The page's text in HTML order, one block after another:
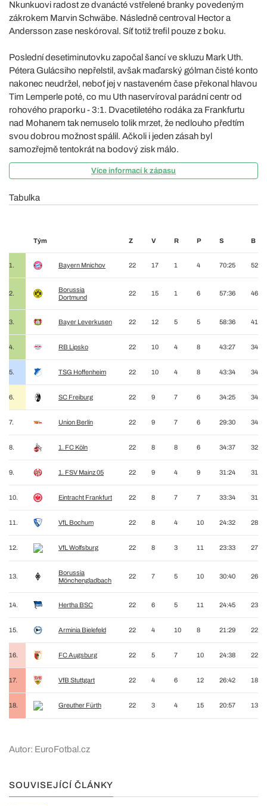
Nkunkuovi radost ze dvanácté vstřelené branky povedeným
zákrokem Marvin Schwäbe. Následně centroval Hector a
Andersson zase neskóroval. Síť totiž trefil pouze z boku.
Poslední desetiminutovku započal šancí ve skluzu Mark Uth.
Pétera Gulácsiho nepřelstil, avšak maďarský gólman čisté konto
nakonec neudržel, neboť jej v nastaveném čase překonal hlavou
Tim Lemperle poté, co mu Uth naservíroval parádní centr od
rohového praporku - 3:1. Dvacetiletého rodáka za Frankfurtu
nad Mohanem tak nemuselo tolik mrzet, že nedlouho předtím
svou dobrou možnost spálil. Ačkoli i jeden zásah byl
samozřejmě tentokrát na bodový zisk málo.
Více informací k zápasu
Tabulka
Tým Z V R P S B
1. Bayern Mnichov 22 17 1 4 70:25 52
2.
Borussia
Dortmund
22 15 1 6 57:36 46
3. Bayer Leverkusen 22 12 5 5 58:36 41
4. RB Lipsko 22 10 4 8 43:27 34
5. TSG Hoffenheim 22 10 4 8 43:34 34
6. SC Freiburg 22 9 7 6 34:25 34
7. Union Berlín 22 9 7 6 29:30 34
8. 1. FC Köln 22 8 8 6 34:37 32
9. 1. FSV Mainz 05 22 9 4 9 31:24 31
10. Eintracht Frankfurt 22 8 7 7 33:34 31
11. VfL Bochum 22 8 4 10 24:32 28
12. VfL Wolfsburg 22 8 3 11 23:33 27
13.
Borussia
Mönchengladbach
22 7 5 10 30:40 26
14. Hertha BSC 22 6 5 11 24:45 23
15. Arminia Bielefeld 22 4 10 8 21:29 22
16. FC Augsburg 22 5 7 10 24:38 22
17. VfB Stuttgart 22 4 6 12 26:42 18
18. Greuther Fürth 22 3 4 15 20:57 13
Autor: EuroFotbal.cz
SOUVISEJÍCÍ ČLÁNKY